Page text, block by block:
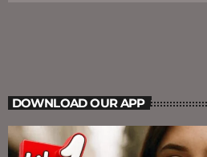
DOWNLOAD OUR APP